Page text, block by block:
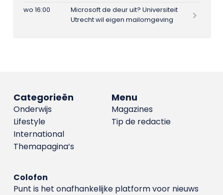
wo 16:00
Microsoft de deur uit? Universiteit
Utrecht wil eigen mailomgeving
Menu
Magazines
Tip de redactie
Categorieën
Onderwijs
Lifestyle
International
Themapagina’s
Colofon
Punt is het onafhankelijke platform voor nieuws